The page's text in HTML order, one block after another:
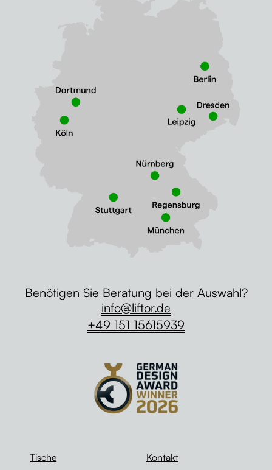
Tische
Kontakt
Benötigen Sie Beratung bei der Auswahl?
info@liftor.de
+49 151 15615939